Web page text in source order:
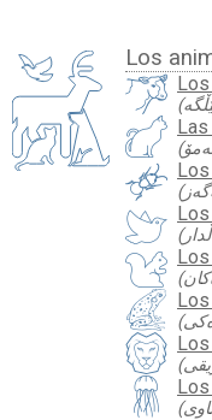
Los